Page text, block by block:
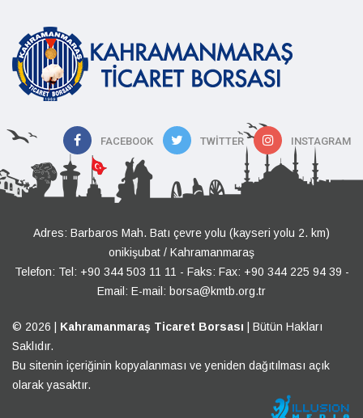
FACEBOOK TWITTER INSTAGRAM
Adres: Barbaros Mah. Batı çevre yolu (kayseri yolu 2. km)
onikişubat / Kahramanmaraş
Telefon: Tel: +90 344 503 11 11 - Faks: Fax: +90 344 225 94 39 -
Email: E-mail: borsa@kmtb.org.tr
© 2026 | Kahramanmaraş Ticaret Borsası | Bütün Hakları
Saklıdır.
Bu sitenin içeriğinin kopyalanması ve yeniden dağıtılması açık
olarak yasaktır.